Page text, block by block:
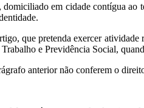
em cidade contígua ao
que pretenda exercer
e Previdência Social,
anterior não conferem o